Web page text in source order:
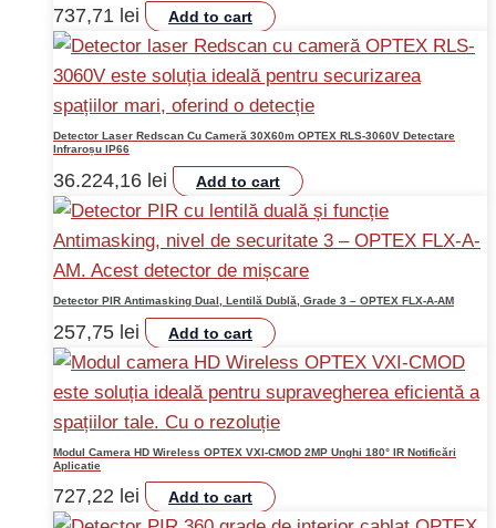
737,71 lei Add to cart
Detector Laser Redscan Cu Cameră 30X60m OPTEX RLS-3060V Detectare
Infraroșu IP66
36.224,16 lei Add to cart
Detector PIR Antimasking Dual, Lentilă Dublă, Grade 3 – OPTEX FLX-A-AM
257,75 lei Add to cart
Modul Camera HD Wireless OPTEX VXI-CMOD 2MP Unghi 180° IR Notificări
Aplicatie
727,22 lei Add to cart